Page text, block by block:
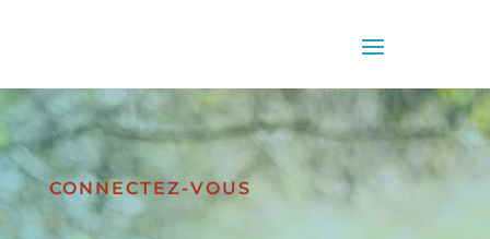
CONNECTEZ-VOUS